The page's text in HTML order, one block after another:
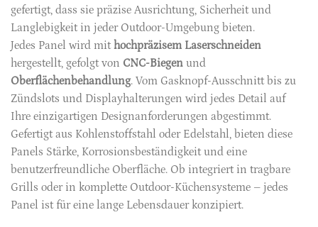
gefertigt, dass sie präzise Ausrichtung, Sicherheit und
Langlebigkeit in jeder Outdoor-Umgebung bieten.
Jedes Panel wird mithochpräzisem Laserschneiden
hergestellt, gefolgt von CNC-Biegen und
Oberflächenbehandlung. Vom Gasknopf-Ausschnitt bis zu
Zündslots und Displayhalterungen wird jedes Detail auf
Ihre einzigartigen Designanforderungen abgestimmt.
Gefertigt aus Kohlenstoffstahl oder Edelstahl, bieten diese
Panels Stärke, Korrosionsbeständigkeit und eine
benutzerfreundliche Oberfläche. Ob integriert in tragbare
Grills oder in komplette Outdoor-Küchensysteme – jedes
Panel ist für eine lange Lebensdauer konzipiert.